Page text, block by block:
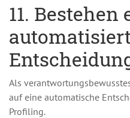
11. Bestehen
Als
auf eine automatische
Profiling.